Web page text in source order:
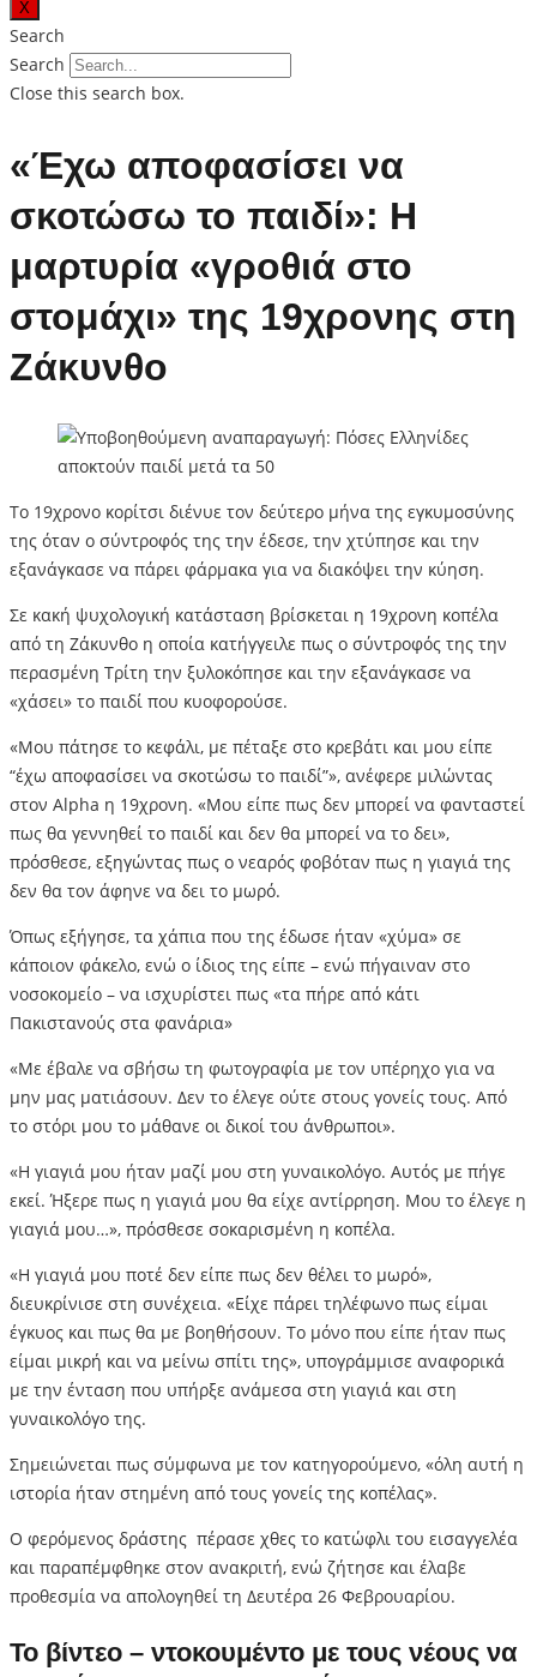
X
Search
Search
Close this search box.
«Έχω αποφασίσει να
σκοτώσω το παιδί»: Η
μαρτυρία «γροθιά στο
στομάχι» της 19χρονης στη
Ζάκυνθο
Το 19χρονο κορίτσι διένυε τον δεύτερο μήνα της εγκυμοσύνης
της όταν ο σύντροφός της την έδεσε, την χτύπησε και την
εξανάγκασε να πάρει φάρμακα για να διακόψει την κύηση.
Σε κακή ψυχολογική κατάσταση βρίσκεται η 19χρονη κοπέλα
από τη Ζάκυνθο η οποία κατήγγειλε πως ο σύντροφός της την
περασμένη Τρίτη την ξυλοκόπησε και την εξανάγκασε να
«χάσει» το παιδί που κυοφορούσε.
«Μου πάτησε το κεφάλι, με πέταξε στο κρεβάτι και μου είπε
“έχω αποφασίσει να σκοτώσω το παιδί”», ανέφερε μιλώντας
στον Alpha η 19χρονη. «Μου είπε πως δεν μπορεί να φανταστεί
πως θα γεννηθεί το παιδί και δεν θα μπορεί να το δει»,
πρόσθεσε, εξηγώντας πως ο νεαρός φοβόταν πως η γιαγιά της
δεν θα τον άφηνε να δει το μωρό.
Όπως εξήγησε, τα χάπια που της έδωσε ήταν «χύμα» σε
κάποιον φάκελο, ενώ ο ίδιος της είπε – ενώ πήγαιναν στο
νοσοκομείο – να ισχυρίστει πως «τα πήρε από κάτι
Πακιστανούς στα φανάρια»
«Με έβαλε να σβήσω τη φωτογραφία με τον υπέρηχο για να
μην μας ματιάσουν. Δεν το έλεγε ούτε στους γονείς τους. Από
το στόρι μου το μάθανε οι δικοί του άνθρωποι».
«Η γιαγιά μου ήταν μαζί μου στη γυναικολόγο. Αυτός με πήγε
εκεί. Ήξερε πως η γιαγιά μου θα είχε αντίρρηση. Μου το έλεγε η
γιαγιά μου…», πρόσθεσε σοκαρισμένη η κοπέλα.
«Η γιαγιά μου ποτέ δεν είπε πως δεν θέλει το μωρό»,
διευκρίνισε στη συνέχεια. «Είχε πάρει τηλέφωνο πως είμαι
έγκυος και πως θα με βοηθήσουν. Το μόνο που είπε ήταν πως
είμαι μικρή και να μείνω σπίτι της», υπογράμμισε αναφορικά
με την ένταση που υπήρξε ανάμεσα στη γιαγιά και στη
γυναικολόγο της.
Σημειώνεται πως σύμφωνα με τον κατηγορούμενο, «όλη αυτή η
ιστορία ήταν στημένη από τους γονείς της κοπέλας».
Ο φερόμενος δράστης πέρασε χθες το κατώφλι του εισαγγελέα
και παραπέμφθηκε στον ανακριτή, ενώ ζήτησε και έλαβε
προθεσμία να απολογηθεί τη Δευτέρα 26 Φεβρουαρίου.
Το βίντεο – ντοκουμέντο με τους νέους να